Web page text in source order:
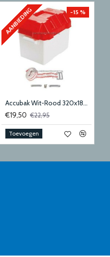
AANBIEDING -15 %
Accubak Wit-Rood 320x180x190 mm
€19,50 €22,95
Toevoegen